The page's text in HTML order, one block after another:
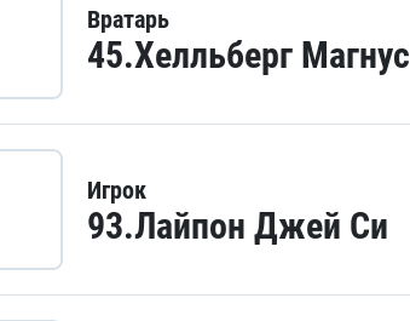
Вратарь
45.Хелльберг Магнус
Игрок
93.Лайпон Джей Си